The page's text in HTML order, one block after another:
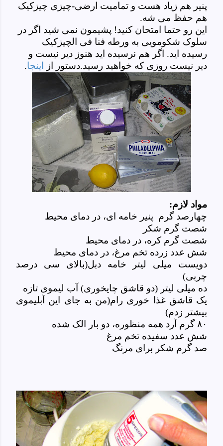
پنیر هم زیاد هست و تمامیت ارضی-چیزی چیزکیک
هم حفظ می شه.
این رو حتما امتحان کنید! پشیمون نمی شید اگر در
سلوک شکومویی به ورطه فنا فی الچیزکیک
رسیده اید. اگر هم نرسیده اید هنوز دیر نیست و
دیر نیست روزی که خواهید رسید.دستور از اینجا.
مواد لازم:
چهارصد گرم پنیر خامه ای، در دمای محیط
شصت گرم شکر
شصت گرم کره، در دمای محیط
شش عدد زرده تخم مرغ، در دمای محیط
دویست میلی لیتر خامه دبل(بالای سی درصد
چربی)
ده میلی لیتر (دو قاشق چایخوری) آب لیموی تازه
یک قاشق غذا خوری رام(من به جای این آبلیموی
بیشتر زدم)
۸۰ گرم آرد همه منظوره، دو بار الک شده
شش عدد سفیده تخم مرغ
صد گرم شکر برای مرنگ